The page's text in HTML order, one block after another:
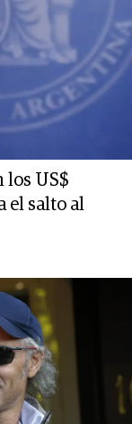
los US$
salto al